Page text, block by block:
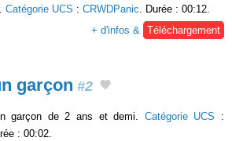
Catégorie UCS : CRWDPanic . Durée : 00:12.
+ d'infos &
Téléchargement
garçon #2
garçon de 2 ans et demi. Catégorie UCS :
: 00:02.